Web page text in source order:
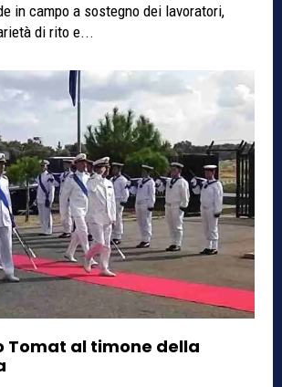
in campo a sostegno dei lavoratori,
di rito e...
Tomat al timone della